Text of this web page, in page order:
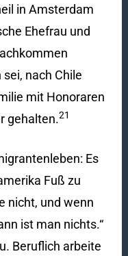
in Amsterdam
Ehefrau und
nach Chile
mit Honoraren
gehalten.21
Es
Fuß zu
nicht, und wenn
ist man nichts.“
Beruflich arbeite